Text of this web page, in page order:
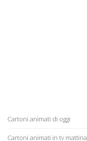
Cartoni animati di oggi
Cartoni animati in tv mattina